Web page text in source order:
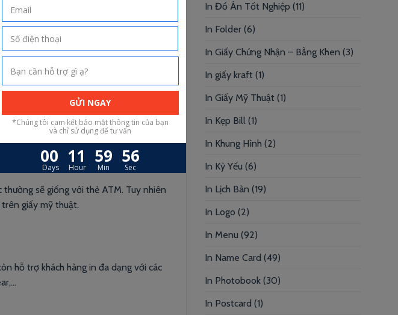
riêng cho bạn nhé!
sẽ giống với thẻ ATM. Tuy nhiên
trên giấy mỹ thuật.
hỗ trợ khách hàng in đa dạng với các
In Đồ Án Tốt Nghiệp (11)
In Folder (6)
In Giấy Chứng Nhận – Bằng Khen (3)
In giấy kraft (1)
In Giấy Mỹ Thuật (1)
In Kẹp Bill (1)
In Khung Hình (2)
In Kỷ Yếu (6)
In Lịch Bàn (19)
In Logo (2)
In Menu (92)
In Name Card (49)
In Photobook (30)
In Postcard (1)